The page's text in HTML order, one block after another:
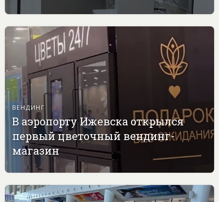
ВЕНДИНГ
В аэропорту Ижевска открылся
первый цветочный вендинг-
магазин